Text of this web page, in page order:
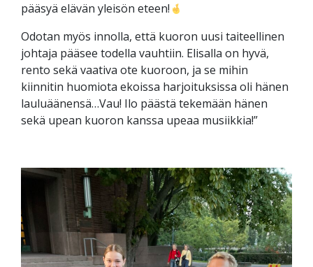
pääsyä elävän yleisön eteen!
Odotan myös innolla, että kuoron uusi taiteellinen
johtaja pääsee todella vauhtiin. Elisalla on hyvä,
rento sekä vaativa ote kuoroon, ja se mihin
kiinnitin huomiota ekoissa harjoituksissa oli hänen
lauluäänensä…Vau! Ilo päästä tekemään hänen
sekä upean kuoron kanssa upeaa musiikkia!”